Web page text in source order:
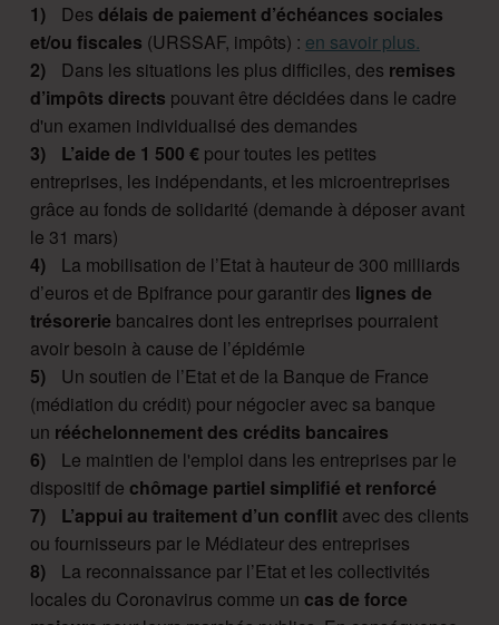
Des délais de paiement d’échéances sociales
et/ou fiscales (URSSAF, impôts) : en savoir plus.
Dans les situations les plus difficiles, des remises
d’impôts directs pouvant être décidées dans le cadre
d'un examen individualisé des demandes
L’aide de 1 500 €pour toutes les petites
entreprises, les indépendants, et les microentreprises
grâce au fonds de solidarité (demande à déposer avant
le 31 mars)
La mobilisation de l’Etat à hauteur de 300 milliards
d’euros et de Bpifrance pour garantir des lignes de
trésorerie bancaires dont les entreprises pourraient
avoir besoin à cause de l’épidémie
Un soutien de l’Etat et de la Banque de France
(médiation du crédit) pour négocier avec sa banque
un rééchelonnement des crédits bancaires
Le maintien de l'emploi dans les entreprises par le
dispositif de chômage partiel simplifié et renforcé
L’appui au traitement d’un conflitavec des clients
ou fournisseurs par le Médiateur des entreprises
La reconnaissance par l’Etat et les collectivités
locales du Coronavirus comme un cas de force